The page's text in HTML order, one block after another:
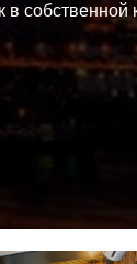
в собственной